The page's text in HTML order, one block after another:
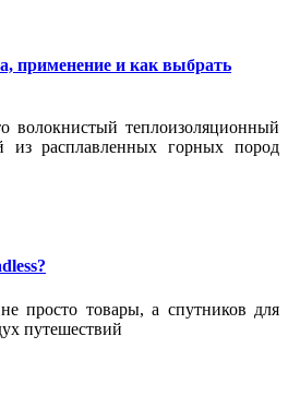
применение и как выбрать
волокнистый теплоизоляционный
из расплавленных горных пород
не просто товары, а спутников для
путешествий